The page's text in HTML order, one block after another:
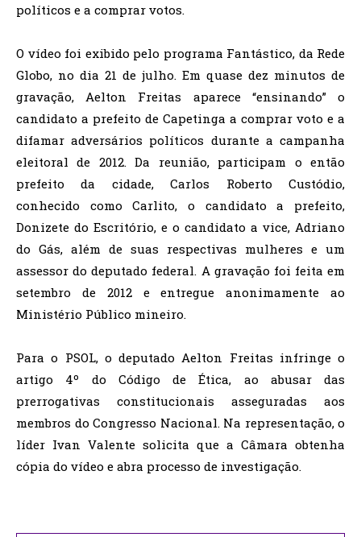
políticos e a comprar votos.
O vídeo foi exibido pelo programa Fantástico, da Rede
Globo, no dia 21 de julho. Em quase dez minutos de
gravação, Aelton Freitas aparece “ensinando” o
candidato a prefeito de Capetinga a comprar voto e a
difamar adversários políticos durante a campanha
eleitoral de 2012. Da reunião, participam o então
prefeito da cidade, Carlos Roberto Custódio,
conhecido como Carlito, o candidato a prefeito,
Donizete do Escritório, e o candidato a vice, Adriano
do Gás, além de suas respectivas mulheres e um
assessor do deputado federal. A gravação foi feita em
setembro de 2012 e entregue anonimamente ao
Ministério Público mineiro.
Para o PSOL, o deputado Aelton Freitas infringe o
artigo 4º do Código de Ética, ao abusar das
prerrogativas constitucionais asseguradas aos
membros do Congresso Nacional. Na representação, o
líder Ivan Valente solicita que a Câmara obtenha
cópia do vídeo e abra processo de investigação.